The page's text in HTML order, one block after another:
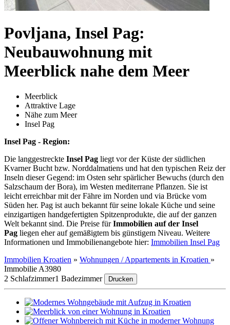
Povljana, Insel Pag:
Neubauwohnung mit
Meerblick nahe dem Meer
Meerblick
Attraktive Lage
Nähe zum Meer
Insel Pag
Insel Pag - Region:
Die langgestreckte Insel Pag liegt vor der Küste der südlichen
Kvarner Bucht bzw. Norddalmatiens und hat den typischen Reiz der
Inseln dieser Gegend: im Osten sehr spärlicher Bewuchs (durch den
Salzschaum der Bora), im Westen mediterrane Pflanzen. Sie ist
leicht erreichbar mit der Fähre im Norden und via Brücke vom
Süden her. Pag ist auch bekannt für seine lokale Küche und seine
einzigartigen handgefertigten Spitzenprodukte, die auf der ganzen
Welt bekannt sind. Die Preise fürImmobilien auf der Insel
Pag liegen eher auf gemäßigtem bis günstigem Niveau. Weitere
Informationen und Immobilienangebote hier: Immobilien Insel Pag
Immobilien Kroatien » Wohnungen / Appartements in Kroatien »
Immobilie A3980
2 Schlafzimmer1 Badezimmer Drucken